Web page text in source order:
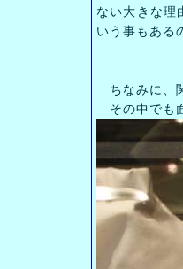
ない大きな理
いう事もあ
ちなみに、
その中でも